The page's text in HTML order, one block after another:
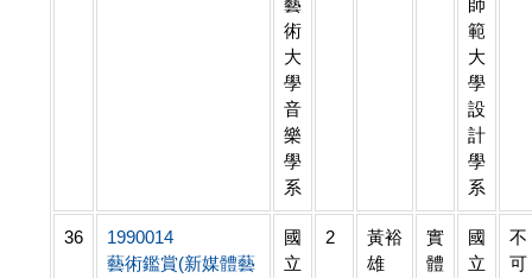
藝
術
大
學
音
樂
學
系
師
範
大
學
設
計
學
系
36
1990014
藝術鑑賞(新媒體藝
國
立
2
黃裕
雄
實
體
國
立
不
可